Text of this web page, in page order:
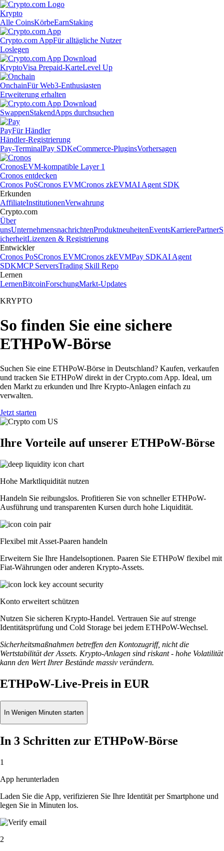
Krypto
Alle CoinsKörbeEarnStaking
Crypto.com AppFür alltägliche Nutzer
Loslegen
KryptoVisa Prepaid-KarteLevel Up
OnchainFür Web3-Enthusiasten
Erweiterung erhalten
SwappenStakendApps durchsuchen
PayFür Händler
Händler-Registrierung
Pay-TerminalPay SDKeCommerce-PluginsVorhersagen
CronosEVM-kompatible Layer 1
Cronos entdecken
Cronos PoSCronos EVMCronos zkEVMAI Agent SDK
Erkunden
AffiliateInstitutionenVerwahrung
Crypto.com
Über
unsUnternehmensnachrichtenProduktneuheitenEventsKarrierePartnerS
icherheitLizenzen & Registrierung
Entwickler
Cronos PoSCronos EVMCronos zkEVMPay SDKAI Agent
SDKMCP ServersTrading Skill Repo
Lernen
LernenBitcoinForschungMarkt-Updates
KRYPTO
So finden Sie eine sichere
ETHPoW-Börse
Suchen Sie eine ETHPoW-Börse in Deutschland? Kaufen, verkaufen
und tracken Sie ETHPoW direkt in der Crypto.com App. Ideal, um
den Markt zu erkunden und Ihre Krypto-Anlagen einfach zu
verwalten.
Jetzt starten
Ihre Vorteile auf unserer ETHPoW-Börse
Hohe Marktliquidität nutzen
Handeln Sie reibungslos. Profitieren Sie von schneller ETHPoW-
Ausführung und transparenten Kursen durch hohe Liquidität.
Flexibel mit Asset-Paaren handeln
Erweitern Sie Ihre Handelsoptionen. Paaren Sie ETHPoW flexibel mit
Fiat-Währungen oder anderen Krypto-Assets.
Konto erweitert schützen
Nutzen Sie sicheren Krypto-Handel. Vertrauen Sie auf strenge
Identitätsprüfung und Cold Storage bei jedem ETHPoW-Wechsel.
Sicherheitsmaßnahmen betreffen den Kontozugriff, nicht die
Wertstabilität der Assets. Krypto-Anlagen sind riskant - hohe Volatilität
kann den Wert Ihrer Bestände massiv verändern.
ETHPoW-Live-Preis in EUR
In Wenigen Minuten starten
In 3 Schritten zur ETHPoW-Börse
1
App herunterladen
Laden Sie die App, verifizieren Sie Ihre Identität per Smartphone und
legen Sie in Minuten los.
2